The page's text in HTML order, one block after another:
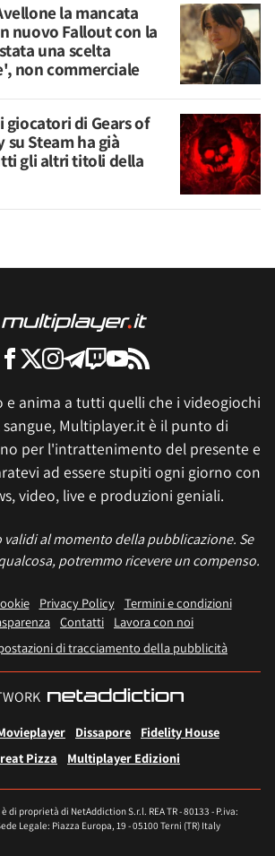
la mancata
nuovo Fallout con la
una scelta
non commerciale
giocatori di Gears of
su Steam ha già
gli altri titoli della
e anima a tutti quelli che i videogiochi
Multiplayer.it è il punto di
per l'intrattenimento del presente e
ad essere stupiti ogni giorno con
video, live e produzioni geniali.
validi al momento della pubblicazione. Se
potremmo ricevere un compenso.
Privacy Policy
Termini e condizioni
Contatti
Lavora con noi
di tracciamento della pubblicità
Dissapore
Fidelity House
Pizza
Multiplayer Edizioni
di proprietà di NetAddiction S.r.l. REA TR - 80133 - P.iva:
Legale: Piazza Europa, 19 - 05100 Terni (TR) Italy